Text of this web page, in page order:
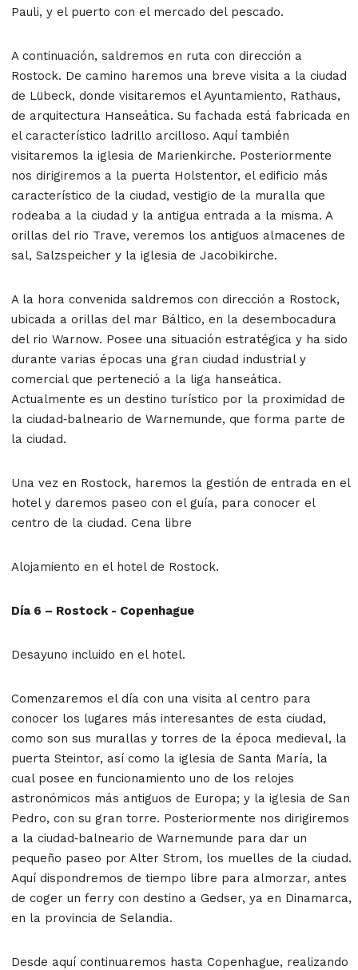
Pauli, y el puerto con el mercado del pescado.
A continuación, saldremos en ruta con dirección a
Rostock. De camino haremos una breve visita a la ciudad
de Lübeck, donde visitaremos el Ayuntamiento, Rathaus,
de arquitectura Hanseática. Su fachada está fabricada en
el característico ladrillo arcilloso. Aquí también
visitaremos la iglesia de Marienkirche. Posteriormente
nos dirigiremos a la puerta Holstentor, el edificio más
característico de la ciudad, vestigio de la muralla que
rodeaba a la ciudad y la antigua entrada a la misma. A
orillas del rio Trave, veremos los antiguos almacenes de
sal, Salzspeicher y la iglesia de Jacobikirche.
A la hora convenida saldremos con dirección a Rostock,
ubicada a orillas del mar Báltico, en la desembocadura
del rio Warnow. Posee una situación estratégica y ha sido
durante varias épocas una gran ciudad industrial y
comercial que perteneció a la liga hanseática.
Actualmente es un destino turístico por la proximidad de
la ciudad‐balneario de Warnemunde, que forma parte de
la ciudad.
Una vez en Rostock, haremos la gestión de entrada en el
hotel y daremos paseo con el guía, para conocer el
centro de la ciudad. Cena libre
Alojamiento en el hotel de Rostock.
Día 6 – Rostock - Copenhague
Desayuno incluido en el hotel.
Comenzaremos el día con una visita al centro para
conocer los lugares más interesantes de esta ciudad,
como son sus murallas y torres de la época medieval, la
puerta Steintor, así como la iglesia de Santa María, la
cual posee en funcionamiento uno de los relojes
astronómicos más antiguos de Europa; y la iglesia de San
Pedro, con su gran torre. Posteriormente nos dirigiremos
a la ciudad‐balneario de Warnemunde para dar un
pequeño paseo por Alter Strom, los muelles de la ciudad.
Aquí dispondremos de tiempo libre para almorzar, antes
de coger un ferry con destino a Gedser, ya en Dinamarca,
en la provincia de Selandia.
Desde aquí continuaremos hasta Copenhague, realizando